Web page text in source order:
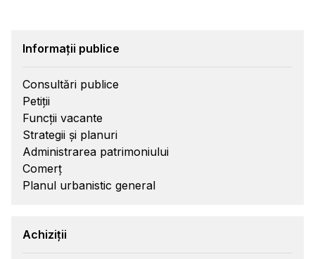
Informații publice
Consultări publice
Petiții
Funcții vacante
Strategii și planuri
Administrarea patrimoniului
Comerț
Planul urbanistic general
Achiziții